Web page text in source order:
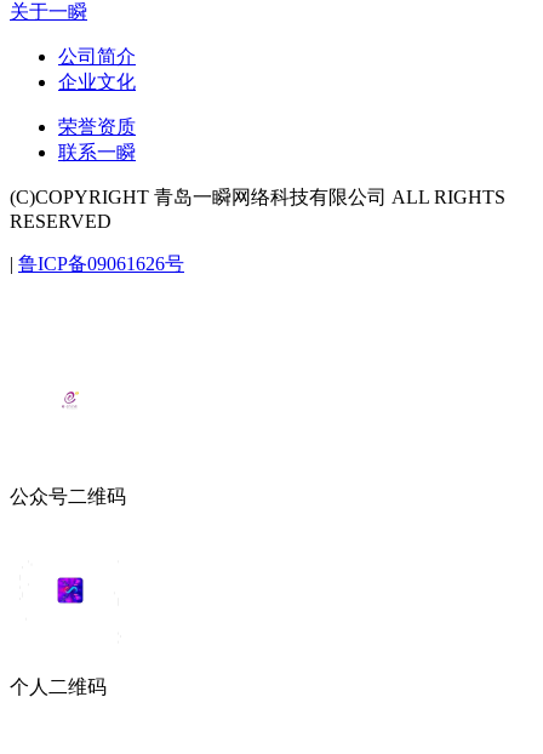
关于一瞬
公司简介
企业文化
荣誉资质
联系一瞬
(C)COPYRIGHT 青岛一瞬网络科技有限公司 ALL RIGHTS
RESERVED
| 鲁ICP备09061626号
公众号二维码
个人二维码